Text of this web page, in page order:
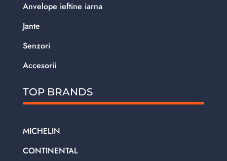
Anvelope ieftine iarna
Jante
Senzori
Accesorii
TOP BRANDS
MICHELIN
CONTINENTAL